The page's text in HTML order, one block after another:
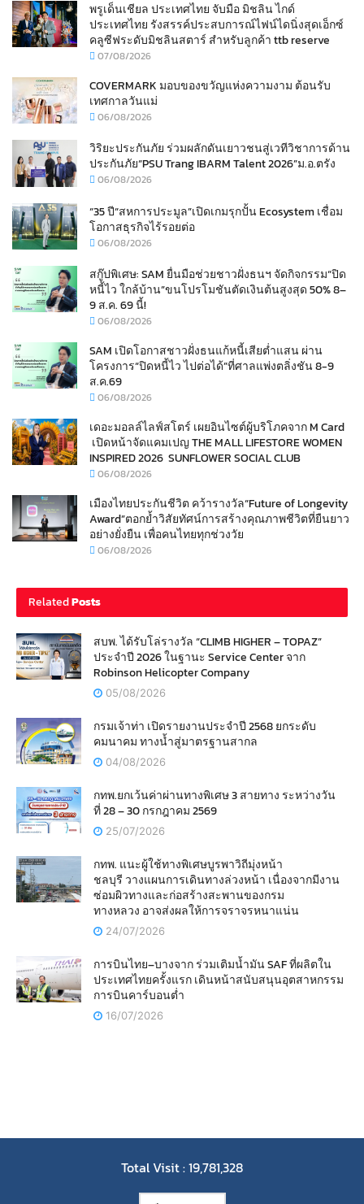
พรูเด็นเชียล ประเทศไทย จับมือ มิชลิน ไกด์
ประเทศไทย รังสรรค์ประสบการณ์ไฟน์ไดนิ่งสุดเอ็กซ์
คลูซีฟระดับมิชลินสตาร์ สำหรับลูกค้า ttb reserve
07/08/2026
COVERMARK มอบของขวัญแห่งความงาม ต้อนรับ
เทศกาลวันแม่
06/08/2026
วิริยะประกันภัย ร่วมผลักดันเยาวชนสู่เวทีวิชาการด้าน
ประกันภัย“PSU Trang IBARM Talent 2026”ม.อ.ตรัง
06/08/2026
“35 ปี“สหการประมูล”เปิดเกมรุกปั้น Ecosystem เชื่อม
โอกาสธุรกิจไร้รอยต่อ
06/08/2026
สกู๊ปพิเศษ: SAM ยื่นมือช่วยชาวฝั่งธนฯ จัดกิจกรรม“ปิด
หนี้ไว ใกล้บ้าน”ขนโปรโมชันตัดเงินต้นสูงสุด 50% 8–
9 ส.ค. 69 นี้!
06/08/2026
SAM เปิดโอกาสชาวฝั่งธนแก้หนี้เสียต่ำแสน ผ่าน
โครงการ“ปิดหนี้ไว ไปต่อได้”ที่ศาลแพ่งตลิ่งชัน 8-9
ส.ค.69
06/08/2026
เดอะมอลล์ไลฟ์สโตร์ เผยอินไซต์ผู้บริโภคจาก M Card
เปิดหน้าจัดแคมเปญ THE MALL LIFESTORE WOMEN
INSPIRED 2026 SUNFLOWER SOCIAL CLUB
06/08/2026
เมืองไทยประกันชีวิต คว้ารางวัล“Future of Longevity
Award”ตอกย้ำวิสัยทัศน์การสร้างคุณภาพชีวิตที่ยืนยาว
อย่างยั่งยืน เพื่อคนไทยทุกช่วงวัย
06/08/2026
RelatedPosts
สบพ. ได้รับโล่รางวัล “CLIMB HIGHER – TOPAZ”
ประจำปี 2026 ในฐานะ Service Center จาก
Robinson Helicopter Company
05/08/2026
กรมเจ้าท่า เปิดรายงานประจำปี 2568 ยกระดับ
คมนาคม ทางน้ำสู่มาตรฐานสากล
04/08/2026
กทพ.ยกเว้นค่าผ่านทางพิเศษ 3 สายทาง ระหว่างวัน
ที่ 28 – 30 กรกฎาคม 2569
25/07/2026
กทพ. แนะผู้ใช้ทางพิเศษบูรพาวิถีมุ่งหน้า
ชลบุรี วางแผนการเดินทางล่วงหน้า เนื่องจากมีงาน
ซ่อมผิวทางและก่อสร้างสะพานของกรม
ทางหลวง อาจส่งผลให้การจราจรหนาแน่น
24/07/2026
การบินไทย–บางจาก ร่วมเติมน้ำมัน SAF ที่ผลิตใน
ประเทศไทยครั้งแรก เดินหน้าสนับสนุนอุตสาหกรรม
การบินคาร์บอนต่ำ
16/07/2026
Total Visit : 19,781,328